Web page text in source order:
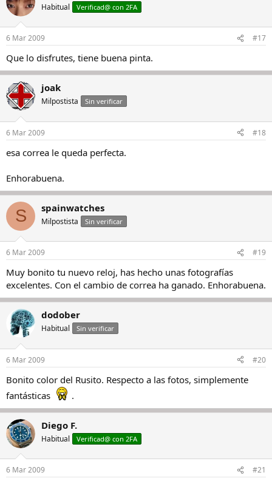
Habitual Verificad@ con 2FA
6 Mar 2009 #17
Que lo disfrutes, tiene buena pinta.
joak
Milpostista Sin verificar
6 Mar 2009 #18
esa correa le queda perfecta.
Enhorabuena.
S spainwatches
Milpostista Sin verificar
6 Mar 2009 #19
Muy bonito tu nuevo reloj, has hecho unas fotografías
excelentes. Con el cambio de correa ha ganado. Enhorabuena.
dodober
Habitual Sin verificar
6 Mar 2009 #20
Bonito color del Rusito. Respecto a las fotos, simplemente
fantásticas
.
Diego F.
Habitual Verificad@ con 2FA
6 Mar 2009 #21